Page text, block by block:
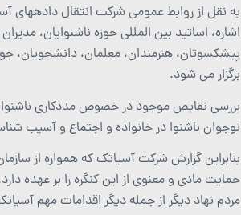
به نقل از روابط عمومی شرکت انتقال داده­های
اشاره، اساتید بین المللی حوزه ناشنوایان،
پیشکسوتان، هنرمندان، معلمان، دانشجویان،
برگزار می شود.
بررسی نقایص موجود در خصوص مددکاری
نوجوان ناشنوا در خانواده و اجتماع و آسیب
بنابراین گزارش شرکت آسیاتک که همواره از
حمایت مادی و معنوی از این کنگره را بر عهده
مردم نهاد دیگر از جمله دیگر اقدامات مهم